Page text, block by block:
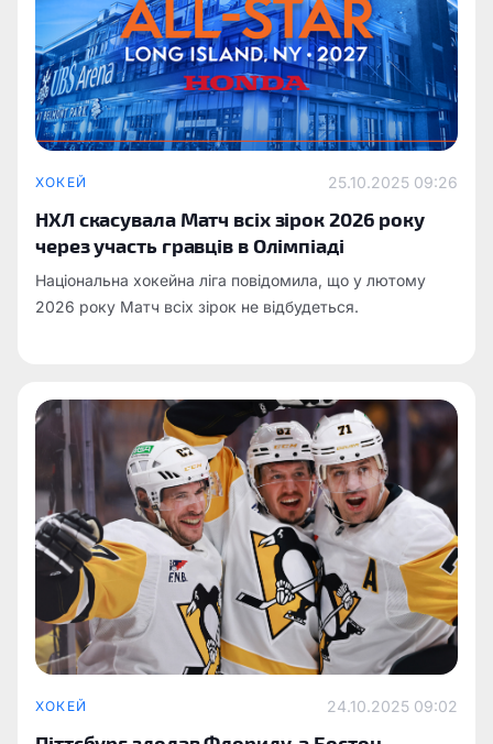
ХОКЕЙ 25.10.2025 09:26
НХЛ скасувала Матч всіх зірок 2026 року
через участь гравців в Олімпіаді
Національна хокейна ліга повідомила, що у лютому
2026 року Матч всіх зірок не відбудеться.
ХОКЕЙ 24.10.2025 09:02